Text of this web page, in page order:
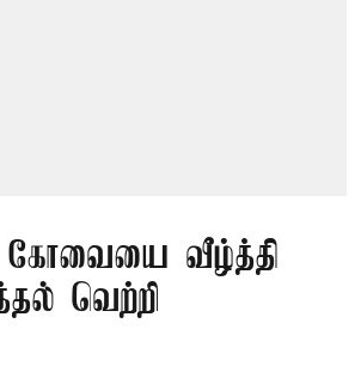
கோவையை வீழ்த்தி
வெற்றி